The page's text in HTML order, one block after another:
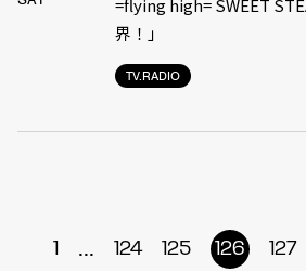
TV.RADIO
=flying high= SWEET
界！」
1 ... 124 125 126 127